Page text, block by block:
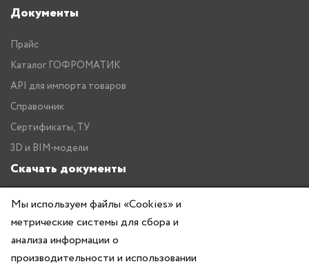
Документы
Прайс
Каталог ГОФРОМАТИК
API для импорта товаров
Справочник
Сертификаты, ТУ
3D и BIM-модели
Скачать документы
Прайс
Каталог ГОФРОМАТИК
Мы используем файлы «Cookies» и
метрические системы для сбора и
анализа информации о
производительности и использовании